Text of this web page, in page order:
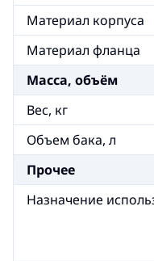
Материал корпуса
Материал фланца
Масса, объём
Вес, кг
Объем бака, л
Прочее
Назначение